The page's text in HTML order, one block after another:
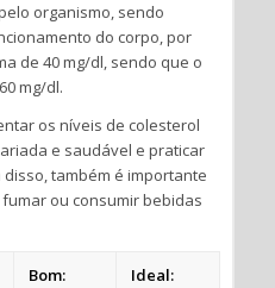
organismo, sendo
do corpo, por
de 40 mg/dl, sendo que o
mg/dl.
os níveis de colesterol
e saudável e praticar
também é importante
ou consumir bebidas
Bom:
Ideal: